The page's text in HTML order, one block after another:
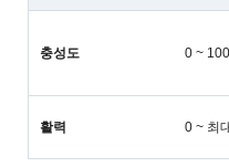
충성도 0 ~ 100
활력 0 ~ 최